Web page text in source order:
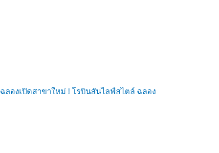
ฉลองเปิดสาขาใหม่ ! โรบินสันไลฟ์สไตล์ ฉลอง